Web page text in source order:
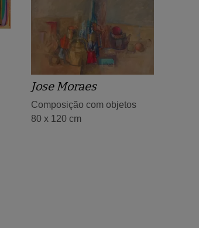
Jose Moraes
Composição com objetos
80 x 120 cm